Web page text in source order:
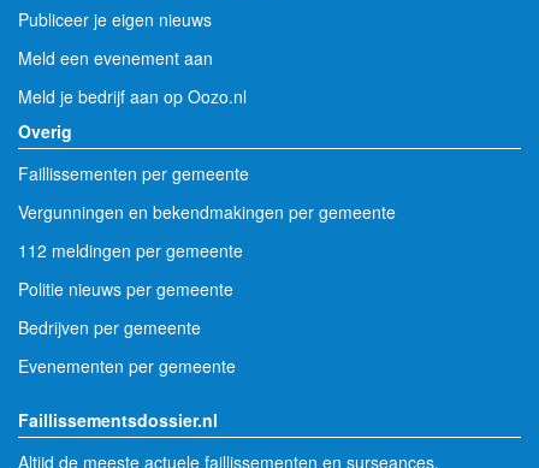
Publiceer je eigen nieuws
Meld een evenement aan
Meld je bedrijf aan op Oozo.nl
Overig
Faillissementen per gemeente
Vergunningen en bekendmakingen per gemeente
112 meldingen per gemeente
Politie nieuws per gemeente
Bedrijven per gemeente
Evenementen per gemeente
Faillissementsdossier.nl
Altijd de meeste actuele faillissementen en surseances.